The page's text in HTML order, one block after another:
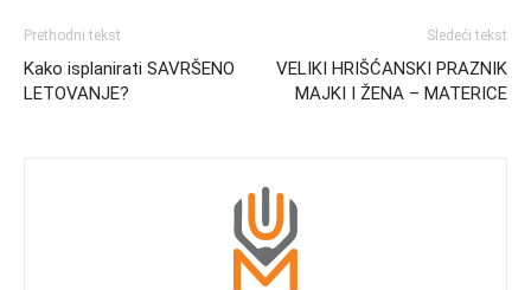
Prethodni tekst
Kako isplanirati SAVRŠENO
LETOVANJE?
Sledeći tekst
VELIKI HRIŠĆANSKI PRAZNIK
MAJKI I ŽENA – MATERICE